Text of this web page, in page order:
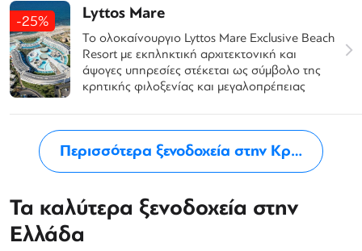
-25% Lyttos Mare
Το ολοκαίνουργιο Lyttos Mare Exclusive Beach
Resort με εκπληκτική αρχιτεκτονική και
άψογες υπηρεσίες στέκεται ως σύμβολο της
κρητικής φιλοξενίας και μεγαλοπρέπειας
Περισσότερα ξενοδοχεία στην Κρήτη
Τα καλύτερα ξενοδοχεία στην
Ελλάδα